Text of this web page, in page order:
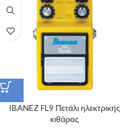
IBANEZ FL9 Πετάλι ηλεκτρικής
κιθάρας